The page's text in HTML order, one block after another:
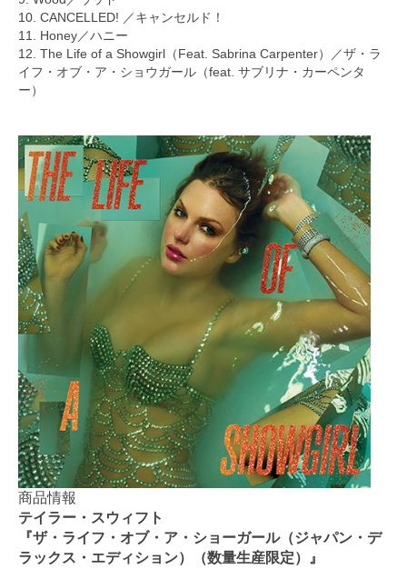
10. CANCELLED! ／キャンセルド！
11. Honey／ハニー
12. The Life of a Showgirl（Feat. Sabrina Carpenter）／ザ・ラ
イフ・オブ・ア・ショウガール（feat. サブリナ・カーペンタ
ー）
商品情報
テイラー・スウィフト
『ザ・ライフ・オブ・ア・ショーガール（ジャパン・デ
ラックス・エディション）（数量生産限定）』